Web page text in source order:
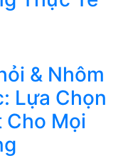
& Nhôm
Lựa Chọn
Cho Mọi